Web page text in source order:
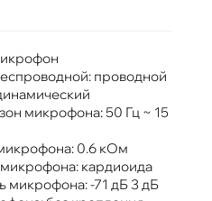
проводной
микрофона: 50 Гц ~ 15
0.6 кОм
кардиоида
микрофона: -71 дБ 3 дБ